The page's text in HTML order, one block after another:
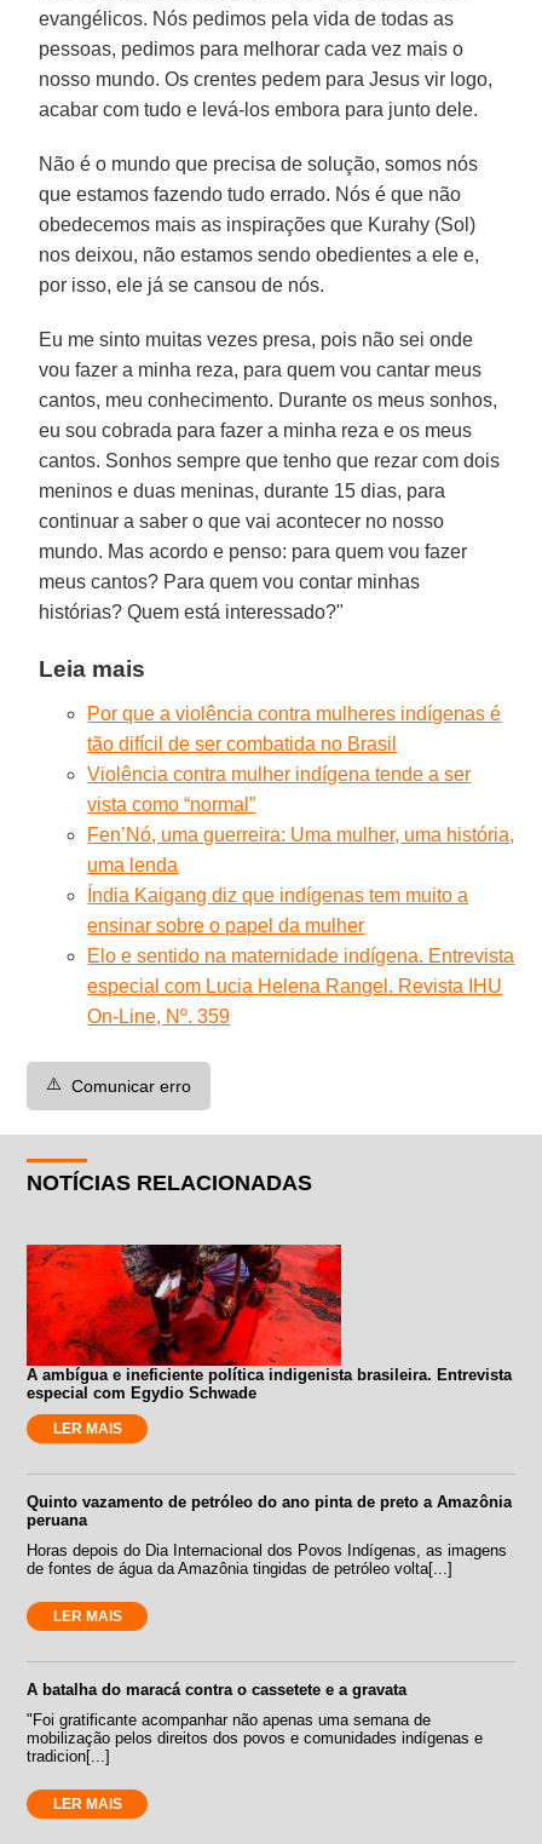
evangélicos. Nós pedimos pela vida de todas as
pessoas, pedimos para melhorar cada vez mais o
nosso mundo. Os crentes pedem para Jesus vir logo,
acabar com tudo e levá-los embora para junto dele.
Não é o mundo que precisa de solução, somos nós
que estamos fazendo tudo errado. Nós é que não
obedecemos mais as inspirações que Kurahy (Sol)
nos deixou, não estamos sendo obedientes a ele e,
por isso, ele já se cansou de nós.
Eu me sinto muitas vezes presa, pois não sei onde
vou fazer a minha reza, para quem vou cantar meus
cantos, meu conhecimento. Durante os meus sonhos,
eu sou cobrada para fazer a minha reza e os meus
cantos. Sonhos sempre que tenho que rezar com dois
meninos e duas meninas, durante 15 dias, para
continuar a saber o que vai acontecer no nosso
mundo. Mas acordo e penso: para quem vou fazer
meus cantos? Para quem vou contar minhas
histórias? Quem está interessado?"
Leia mais
Por que a violência contra mulheres indígenas é
tão difícil de ser combatida no Brasil
Violência contra mulher indígena tende a ser
vista como “normal”
Fen’Nó, uma guerreira: Uma mulher, uma história,
uma lenda
Índia Kaigang diz que indígenas tem muito a
ensinar sobre o papel da mulher
Elo e sentido na maternidade indígena. Entrevista
especial com Lucia Helena Rangel. Revista IHU
On-Line, Nº. 359
⚠️ Comunicar erro
NOTÍCIAS RELACIONADAS
A ambígua e ineficiente política indigenista brasileira. Entrevista
especial com Egydio Schwade
LER MAIS
Quinto vazamento de petróleo do ano pinta de preto a Amazônia
peruana
Horas depois do Dia Internacional dos Povos Indígenas, as imagens
de fontes de água da Amazônia tingidas de petróleo volta[...]
LER MAIS
A batalha do maracá contra o cassetete e a gravata
"Foi gratificante acompanhar não apenas uma semana de
mobilização pelos direitos dos povos e comunidades indígenas e
tradicion[...]
LER MAIS